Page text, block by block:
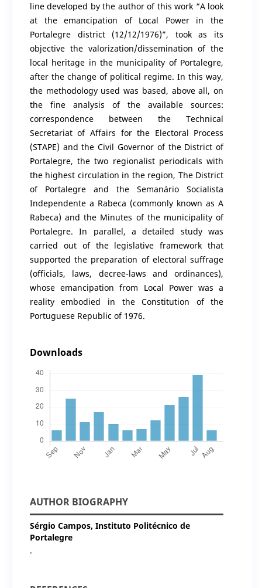
line developed by the author of this work “A look
at the emancipation of Local Power in the
Portalegre district (12/12/1976)”, took as its
objective the valorization/dissemination of the
local heritage in the municipality of Portalegre,
after the change of political regime. In this way,
the methodology used was based, above all, on
the fine analysis of the available sources:
correspondence between the Technical
Secretariat of Affairs for the Electoral Process
(STAPE) and the Civil Governor of the District of
Portalegre, the two regionalist periodicals with
the highest circulation in the region, The District
of Portalegre and the Semanário Socialista
Independente a Rabeca (commonly known as A
Rabeca) and the Minutes of the municipality of
Portalegre. In parallel, a detailed study was
carried out of the legislative framework that
supported the preparation of electoral suffrage
(officials, laws, decree-laws and ordinances),
whose emancipation from Local Power was a
reality embodied in the Constitution of the
Portuguese Republic of 1976.
Downloads
AUTHOR BIOGRAPHY
Sérgio Campos, Instituto Politécnico de
Portalegre
.